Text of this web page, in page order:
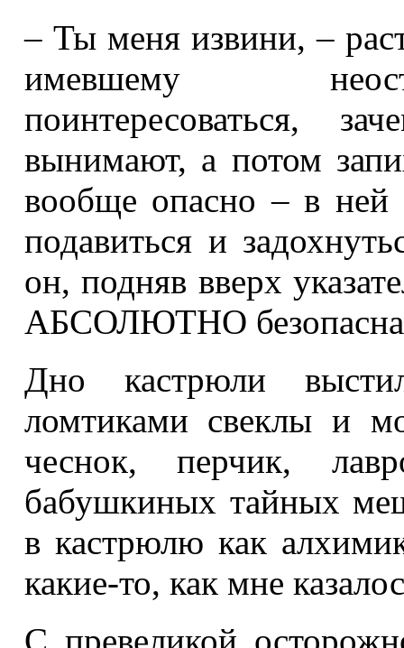
– Ты меня извини, –
имевшему
поинтересоваться,
вынимают, а потом
вообще опасно – в
подавиться и
он, подняв вверх
АБСОЛЮТНО
Дно кастрюли
ломтиками свеклы и
чеснок, перчик,
бабушкиных тайных
в кастрюлю как
какие-то, как мне